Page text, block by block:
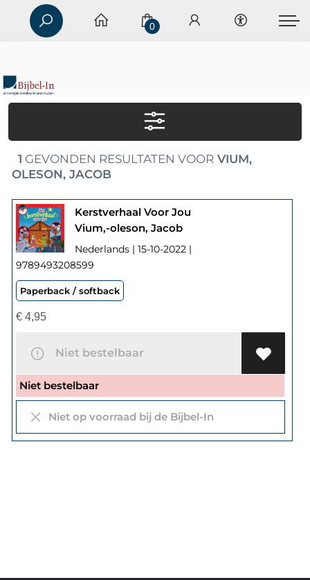
0
1 GEVONDEN RESULTATEN VOORVIUM,
OLESON, JACOB
Kerstverhaal Voor Jou
Vium,-oleson, Jacob
Nederlands | 15-10-2022 |
9789493208599
Paperback / softback
€4,95
Niet bestelbaar
Niet bestelbaar
Niet op voorraad bij de Bijbel-In